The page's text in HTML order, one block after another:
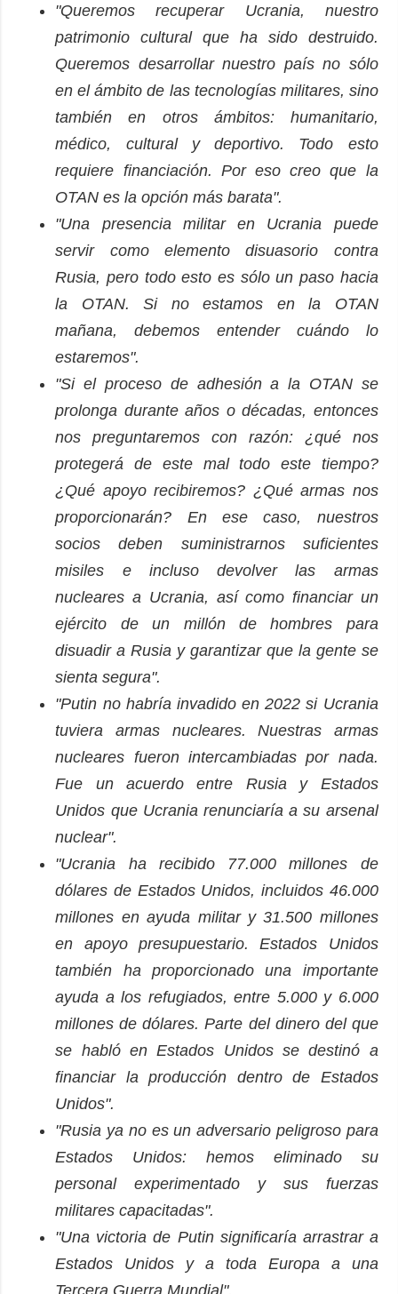
"Queremos recuperar Ucrania, nuestro
patrimonio cultural que ha sido destruido.
Queremos desarrollar nuestro país no sólo
en el ámbito de las tecnologías militares, sino
también en otros ámbitos: humanitario,
médico, cultural y deportivo. Todo esto
requiere financiación. Por eso creo que la
OTAN es la opción más barata".
"Una presencia militar en Ucrania puede
servir como elemento disuasorio contra
Rusia, pero todo esto es sólo un paso hacia
la OTAN. Si no estamos en la OTAN
mañana, debemos entender cuándo lo
estaremos".
"Si el proceso de adhesión a la OTAN se
prolonga durante años o décadas, entonces
nos preguntaremos con razón: ¿qué nos
protegerá de este mal todo este tiempo?
¿Qué apoyo recibiremos? ¿Qué armas nos
proporcionarán? En ese caso, nuestros
socios deben suministrarnos suficientes
misiles e incluso devolver las armas
nucleares a Ucrania, así como financiar un
ejército de un millón de hombres para
disuadir a Rusia y garantizar que la gente se
sienta segura".
"Putin no habría invadido en 2022 si Ucrania
tuviera armas nucleares. Nuestras armas
nucleares fueron intercambiadas por nada.
Fue un acuerdo entre Rusia y Estados
Unidos que Ucrania renunciaría a su arsenal
nuclear".
"Ucrania ha recibido 77.000 millones de
dólares de Estados Unidos, incluidos 46.000
millones en ayuda militar y 31.500 millones
en apoyo presupuestario. Estados Unidos
también ha proporcionado una importante
ayuda a los refugiados, entre 5.000 y 6.000
millones de dólares. Parte del dinero del que
se habló en Estados Unidos se destinó a
financiar la producción dentro de Estados
Unidos".
"Rusia ya no es un adversario peligroso para
Estados Unidos: hemos eliminado su
personal experimentado y sus fuerzas
militares capacitadas".
"Una victoria de Putin significaría arrastrar a
Estados Unidos y a toda Europa a una
Tercera Guerra Mundial".